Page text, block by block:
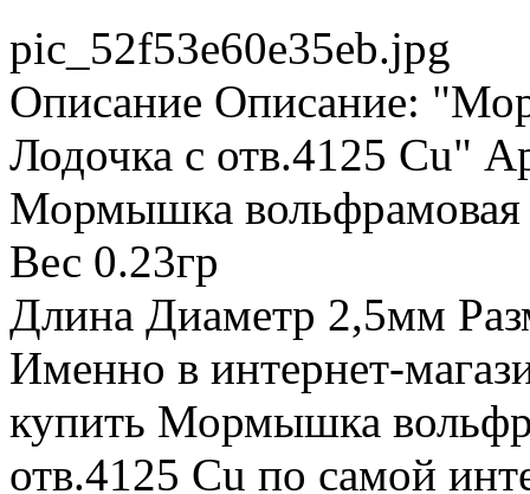
pic_52f53e60e35eb.jpg
Описание Описание:
Лодочка с отв.4125 Cu"
Мормышка вольфрамовая
Вес 0.23гр
Длина Диаметр 2,5мм
Именно в интернет-
купить Мормышка
отв.4125 Cu по самой